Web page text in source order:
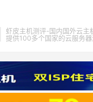
虾皮主机测评-国内国外云主
提供100多个国家的云服务